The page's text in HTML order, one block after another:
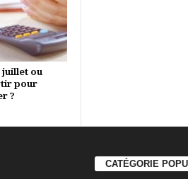
juillet ou
pour
?
CATÉGORIE